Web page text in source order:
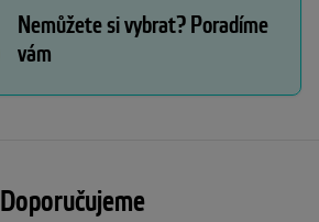
Nemůžete si vybrat? Poradíme
vám
Doporučujeme